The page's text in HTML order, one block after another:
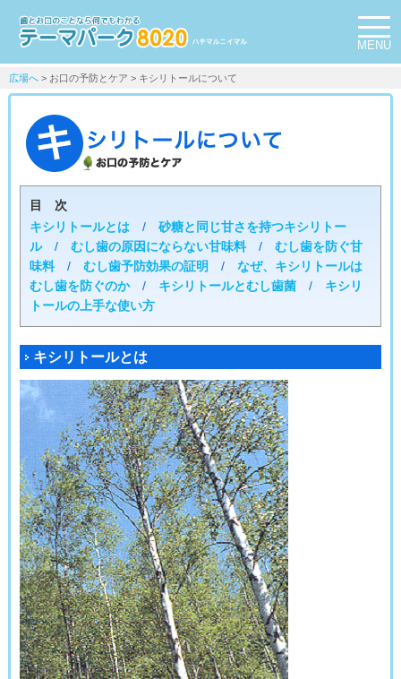
MENU
広場へ > お口の予防とケア > キシリトールについて
目 次
キシリトールとは/ 砂糖と同じ甘さを持つキシリトー
ル/ むし歯の原因にならない甘味料/ むし歯を防ぐ甘
味料/ むし歯予防効果の証明 / なぜ、キシリトールは
むし歯を防ぐのか/ キシリトールとむし歯菌/ キシリ
トールの上手な使い方
キシリトールとは